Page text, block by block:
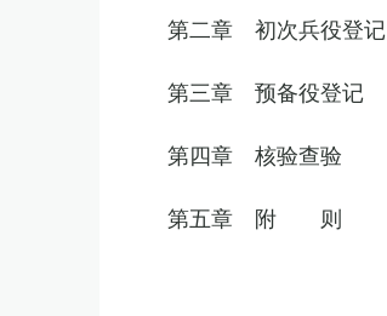
第二章 初次兵役登记
第三章 预备役登记
第四章 核验查验
第五章 附 则